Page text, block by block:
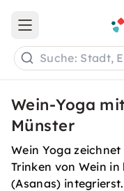
Open main menu
Suche: Stadt,
Wein-Yoga
Münster
Wein Yoga
Trinken von Wein
(Asanas) integrierst.